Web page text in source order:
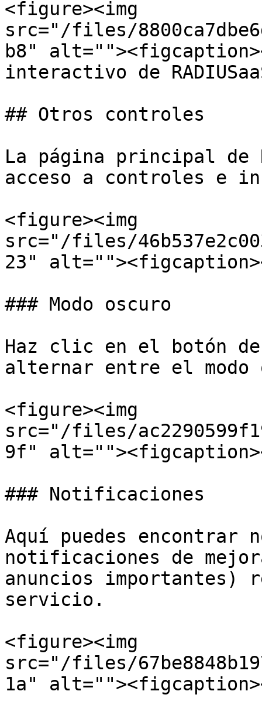
<figure><img
src="/files/
b8"
interactivo de
## Otros controles
La página principal de
acceso a controles e
<figure><img
src="/files/
23"
### Modo oscuro
Haz clic en el botón
alternar entre el modo
<figure><img
src="/files/
9f"
### Notificaciones
Aquí puedes
notificaciones de
anuncios importantes)
servicio.
<figure><img
src="/files/
1a"